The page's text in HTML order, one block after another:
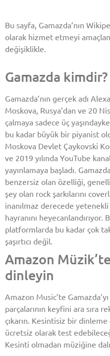
Bu sayfa, Gamazda’nın
olarak hizmet etmeyi
değişiklikle.
Gamazda kimdir?
Gamazda’nın gerçek adı
Moskova, Rusya’dan ve 20
çalmaya sadece üç
bu kadar büyük bir piyanist
Moskova Devlet Çaykovski
ve 2019 yılında YouTube
yayınlamaya başladı.
benzersiz olan özelliği,
şey olan rock şarkılarını
inanılmaz derecede
hayranını
platformlarda bu kadar çok
şaşırtıcı değil.
Amazon Müzik’te
dinleyin
Amazon Music’te
parçalarının keyfini ara sıra
çıkarın. Kesintisiz bir
ücretsiz olarak test
Kesinti olmadan müziğine